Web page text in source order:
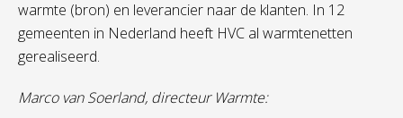
warmte (bron) en leverancier naar de klanten. In 12
gemeenten in Nederland heeft HVC al warmtenetten
gerealiseerd.
Marco van Soerland, directeur Warmte: